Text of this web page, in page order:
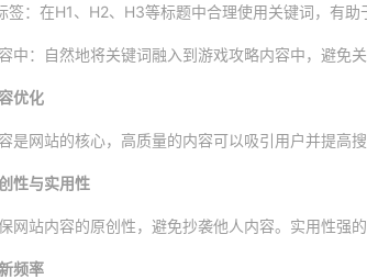
签：在H1、H2、H3等标题中合理使用关键词，有助
中：自然地将关键词融入到游戏攻略内容中，避免关
优化
是网站的核心，高质量的内容可以吸引用户并提高搜
性与实用性
网站内容的原创性，避免抄袭他人内容。实用性强
频率